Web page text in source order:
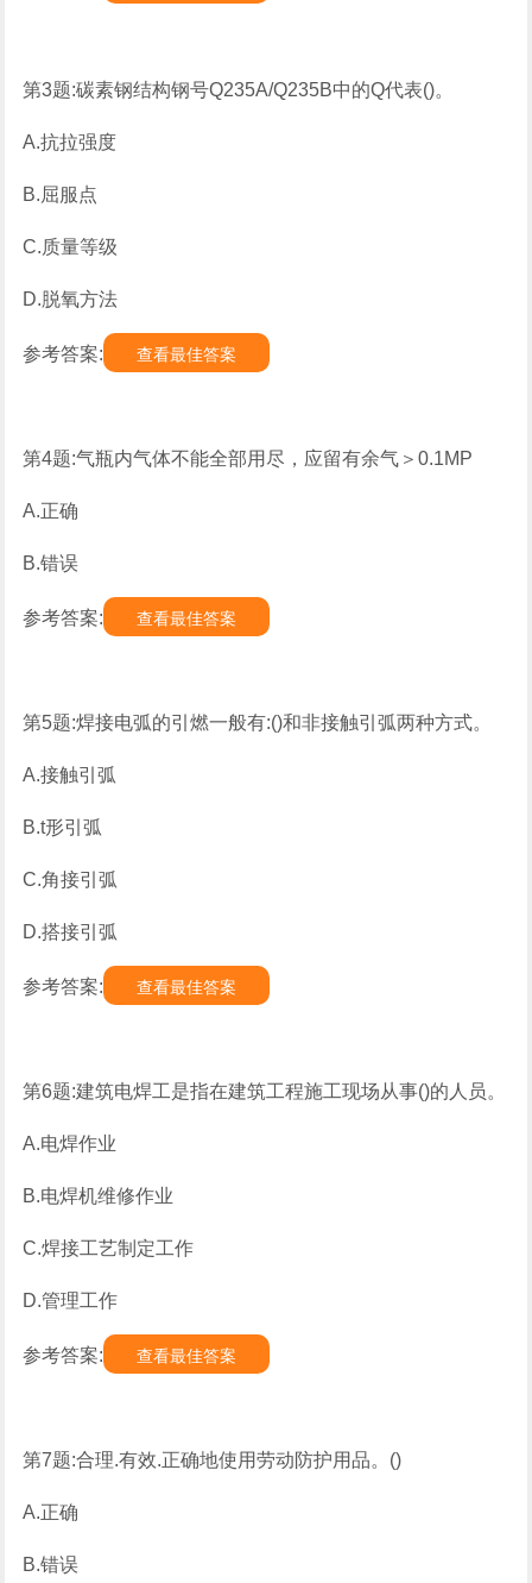
第3题:碳素钢结构钢号Q235A/Q235B中的Q代表()。
A.抗拉强度
B.屈服点
C.质量等级
D.脱氧方法
参考答案: 查看最佳答案
第4题:气瓶内气体不能全部用尽，应留有余气＞0.1MP
A.正确
B.错误
参考答案: 查看最佳答案
第5题:焊接电弧的引燃一般有:()和非接触引弧两种方式。
A.接触引弧
B.t形引弧
C.角接引弧
D.搭接引弧
参考答案: 查看最佳答案
第6题:建筑电焊工是指在建筑工程施工现场从事()的人员。
A.电焊作业
B.电焊机维修作业
C.焊接工艺制定工作
D.管理工作
参考答案: 查看最佳答案
第7题:合理.有效.正确地使用劳动防护用品。()
A.正确
B.错误